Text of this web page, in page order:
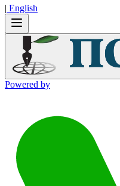
| Εnglish
Powered by